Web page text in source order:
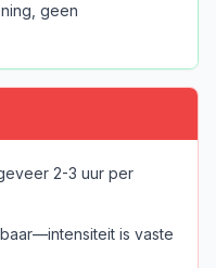
geen
2-3 uur per
is vaste